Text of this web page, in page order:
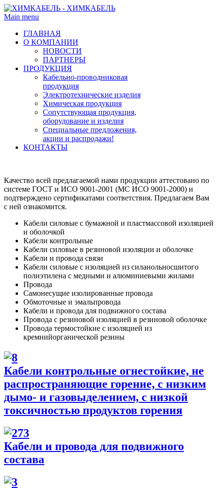
Main menu
ГЛАВНАЯ
О КОМПАНИИ
НОВОСТИ
ПАРТНЕРЫ
ПРОДУКЦИЯ
Кабельно-проводниковая
продукция
Электротехнические изделия
Химическая продукция
Сопутствующая продукция,
оборудование и изделия
Специальные предложения,
акции и распродажи!
КОНТАКТЫ
Качество всей предлагаемой нами продукции аттестовано по
системе ГОСТ и ИСО 9001-2001 (МС ИСО 9001-2000) и
подтверждено сертификатами соответствия. Предлагаем Вам
с ней ознакомится.
Кабели силовые с бумажной и пластмассовой изоляцией
и оболочкой
Кабели контрольные
Кабели силовые в резиновой изоляции и оболочке
Кабели и провода связи
Кабели силовые с изоляцией из силанольносшитого
полиэтилена с медными и алюминиевыми жилами
Провода
Самонесущие изолированные провода
Обмоточные и эмальпровода
Кабели и провода для подвижного состава
Провода с резиновой изоляцией в резиновой оболочке
Провода термостойкие с изоляцией из
кремнийорганической резины
Кабели контрольные огнестойкие, не
распространяющие горение, с низким
дымо- и газовыделением, с низкой
токсичностью продуктов горения
Кабели и провода для подвижного
состава